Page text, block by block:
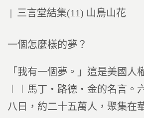
Posted
三言堂結集(11) 山鳥山花
一個怎麼樣的夢？
「我有一個夢。」這是美國人
︱︱馬丁‧路德‧金的名言。
八日，約二十五萬人，聚集在